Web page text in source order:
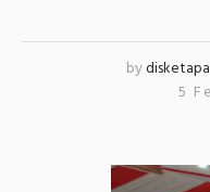
by
5